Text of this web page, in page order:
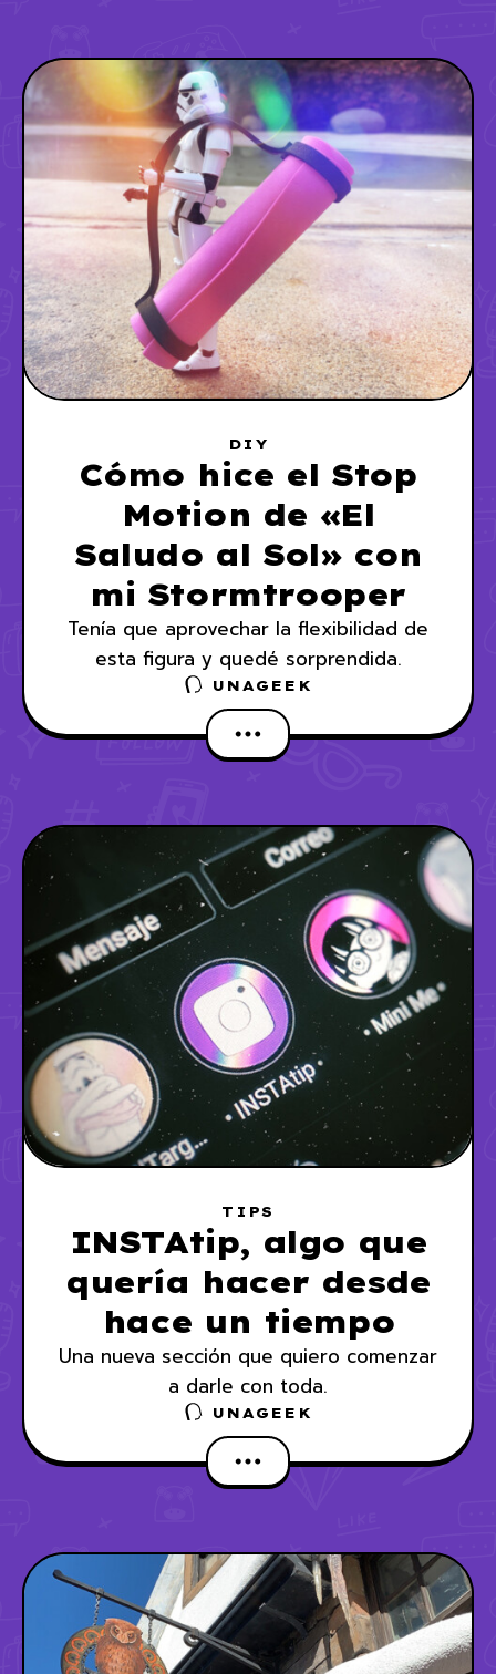
DIY
Cómo hice el Stop
Motion de «El
Saludo al Sol» con
mi Stormtrooper
Tenía que aprovechar la flexibilidad de
esta figura y quedé sorprendida.
UNAGEEK
TIPS
INSTAtip, algo que
quería hacer desde
hace un tiempo
Una nueva sección que quiero comenzar
a darle con toda.
UNAGEEK